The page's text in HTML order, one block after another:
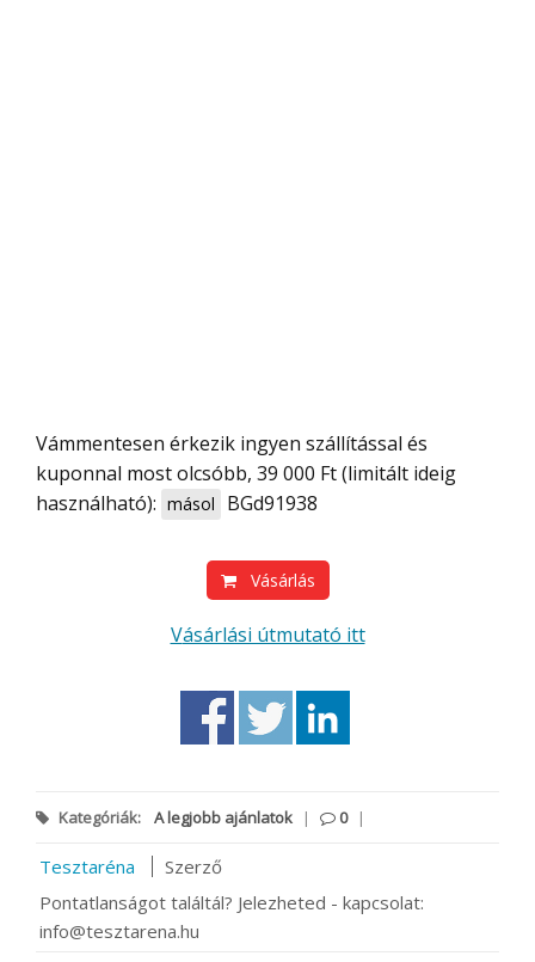
Vámmentesen érkezik ingyen szállítással és
kuponnal most olcsóbb, 39 000 Ft (limitált ideig
használható): másol BGd91938
Vásárlás
Vásárlási útmutató itt
Kategóriák: A legjobb ajánlatok | 0 |
Tesztaréna
Szerző
Pontatlanságot találtál? Jelezheted - kapcsolat:
info@tesztarena.hu